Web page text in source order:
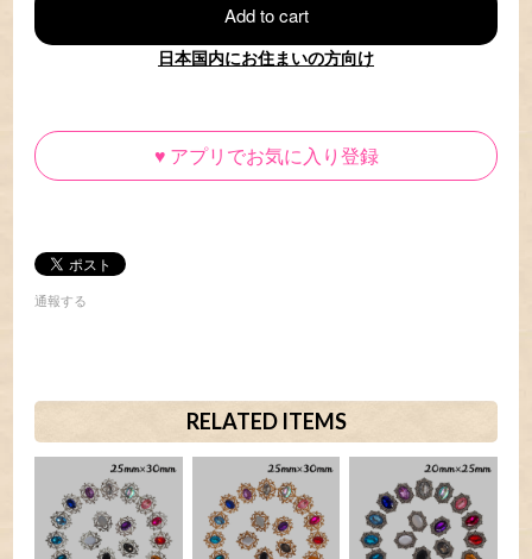
Add to cart
日本国内にお住まいの方向け
♥ アプリでお気に入り登録
通報する
RELATED ITEMS